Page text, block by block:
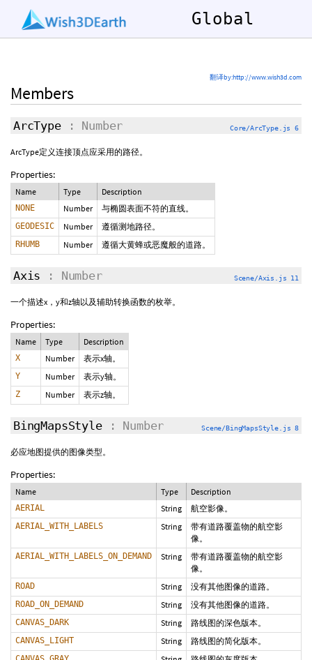
Global
翻译by:http://www.wish3d.com
Members
ArcType : Number Core/ArcType.js 6
ArcType定义连接顶点应采用的路径。
Properties:
Name Type Description
NONE Number 与椭圆表面不符的直线。
GEODESIC Number 遵循测地路径。
RHUMB Number 遵循大黄蜂或恶魔般的道路。
Axis : Number Scene/Axis.js 11
一个描述x，y和z轴以及辅助转换函数的枚举。
Properties:
Name Type Description
X Number 表示x轴。
Y Number 表示y轴。
Z Number 表示z轴。
BingMapsStyle : Number Scene/BingMapsStyle.js 8
必应地图提供的图像类型。
Properties:
Name Type Description
AERIAL String 航空影像。
AERIAL_WITH_LABELS String
带有道路覆盖物的航空影
像。
AERIAL_WITH_LABELS_ON_DEMAND String
带有道路覆盖物的航空影
像。
ROAD String 没有其他图像的道路。
ROAD_ON_DEMAND String 没有其他图像的道路。
CANVAS_DARK String 路线图的深色版本。
CANVAS_LIGHT String 路线图的简化版本。